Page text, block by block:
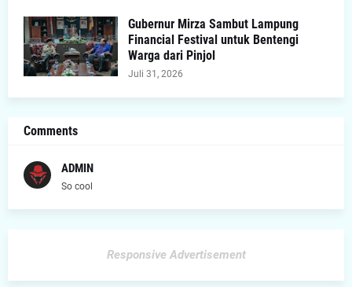
Gubernur Mirza Sambut Lampung
Financial Festival untuk Bentengi
Warga dari Pinjol
Juli 31, 2026
Comments
ADMIN
So cool
Responsive Advertisement